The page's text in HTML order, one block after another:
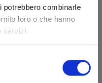
potrebbero combinarle
loro o che hanno
servizi.n. 13